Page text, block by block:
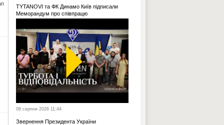
TYTANOVI та ФК Динамо Київ підписали
Меморандум про співпрацю
08 серпня 2026 11:44
Звернення Президента України